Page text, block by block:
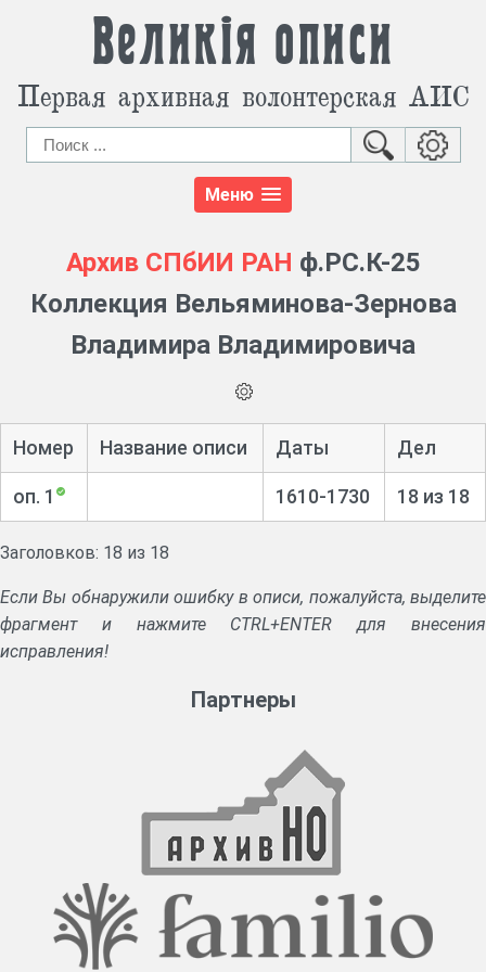
Великія описи
Первая архивная волонтерская АИС
Меню
Архив СПбИИ РАН ф.РС.К-25
Коллекция Вельяминова-Зернова
Владимира Владимировича
Номер Название описи Даты Дел
оп. 1 1610-1730 18 из 18
Заголовков: 18 из 18
Если Вы обнаружили ошибку в описи, пожалуйста, выделите
фрагмент и нажмите CTRL+ENTER для внесения
исправления!
Партнеры